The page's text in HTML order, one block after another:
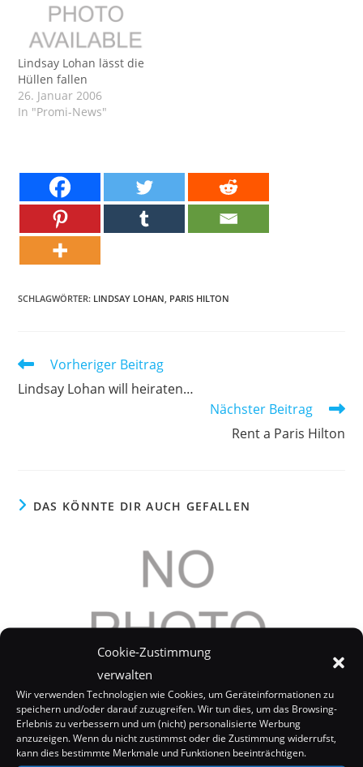
Cookie-Zustimmung
verwalten
Wir verwenden Technologien wie Cookies, um Geräteinformationen zu
speichern und/oder darauf zuzugreifen. Wir tun dies, um das Browsing-
Erlebnis zu verbessern und um (nicht) personalisierte Werbung
anzuzeigen. Wenn du nicht zustimmst oder die Zustimmung widerrufst,
kann dies bestimmte Merkmale und Funktionen beeinträchtigen.
Lindsay Lohan lässt die
Hüllen fallen
26. Januar 2006
In "Promi-News"
SCHLAGWÖRTER: LINDSAY LOHAN, PARIS HILTON
Weitere
ansehen
Vorheriger Beitrag
Lindsay Lohan will heiraten…
Nächster Beitrag
Rent a Paris Hilton
DAS KÖNNTE DIR AUCH GEFALLEN
Leonardo DiCaprio spielt Theodore Roosevelt